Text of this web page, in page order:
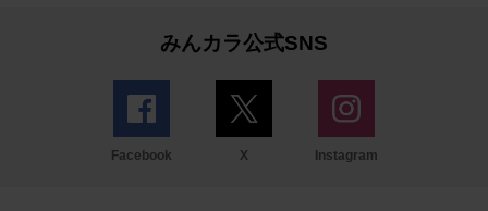
みんカラ公式SNS
Facebook X Instagram